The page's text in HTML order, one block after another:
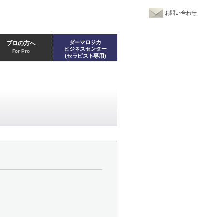
お問い合わせ
プロの方へ
For Pro
ダーマロジカ
ビジネスセンター
(セラピスト専用)